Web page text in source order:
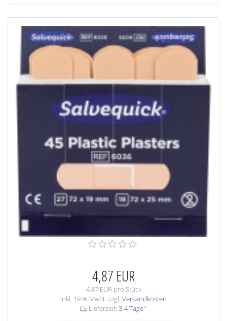
4,87 EUR
4,87 EUR pro Stück
inkl. 19 % MwSt. zzgl. Versandkosten
Lieferzeit: 3-4 Tage*